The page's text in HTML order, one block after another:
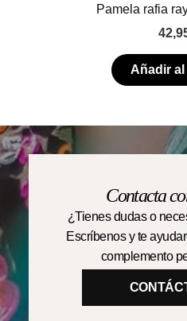
Pamela rafia
Añadir
Contacta
¿Tienes dudas o
Escríbenos y te
complemento